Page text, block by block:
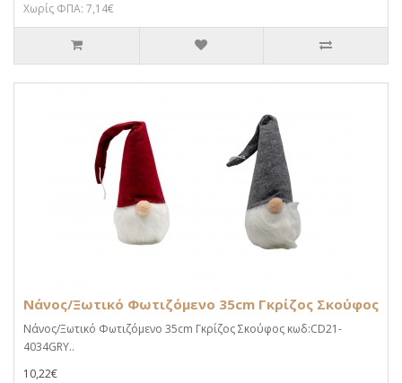
Χωρίς ΦΠΑ: 7,14€
Νάνος/Ξωτικό Φωτιζόμενο 35cm Γκρίζος Σκούφος
Νάνος/Ξωτικό Φωτιζόμενο 35cm Γκρίζος Σκούφος κωδ:CD21-
4034GRY..
10,22€